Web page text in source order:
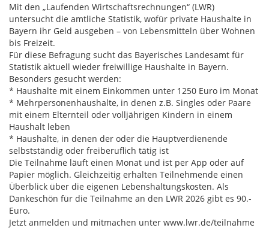
Mit den „Laufenden Wirtschaftsrechnungen“ (LWR)
untersucht die amtliche Statistik, wofür private Haushalte in
Bayern ihr Geld ausgeben – von Lebensmitteln über Wohnen
bis Freizeit.
Für diese Befragung sucht das Bayerisches Landesamt für
Statistik aktuell wieder freiwillige Haushalte in Bayern.
Besonders gesucht werden:
* Haushalte mit einem Einkommen unter 1250 Euro im Monat
* Mehrpersonenhaushalte, in denen z.B. Singles oder Paare
mit einem Elternteil oder volljährigen Kindern in einem
Haushalt leben
* Haushalte, in denen der oder die Hauptverdienende
selbstständig oder freiberuflich tätig ist
Die Teilnahme läuft einen Monat und ist per App oder auf
Papier möglich. Gleichzeitig erhalten Teilnehmende einen
Überblick über die eigenen Lebenshaltungskosten. Als
Dankeschön für die Teilnahme an den LWR 2026 gibt es 90.-
Euro.
Jetzt anmelden und mitmachen unter www.lwr.de/teilnahme